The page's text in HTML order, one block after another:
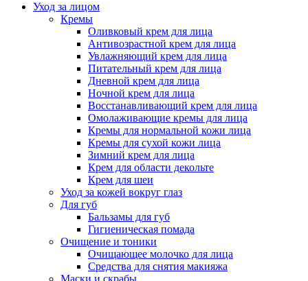
Уход за лицом
Кремы
Оливковый крем для лица
Антивозрастной крем для лица
Увлажняющий крем для лица
Питательный крем для лица
Дневной крем для лица
Ночной крем для лица
Восстанавливающий крем для лица
Омолаживающие кремы для лица
Кремы для нормальной кожи лица
Кремы для сухой кожи лица
Зимний крем для лица
Крем для области декольте
Крем для шеи
Уход за кожей вокруг глаз
Для губ
Бальзамы для губ
Гигиеническая помада
Очищение и тоники
Очищающее молочко для лица
Средства для снятия макияжа